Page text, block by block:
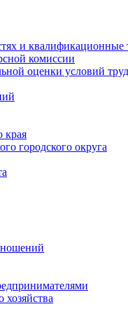
и квалификационные
комиссии
оценки условий
края
городского округа
хозяйства